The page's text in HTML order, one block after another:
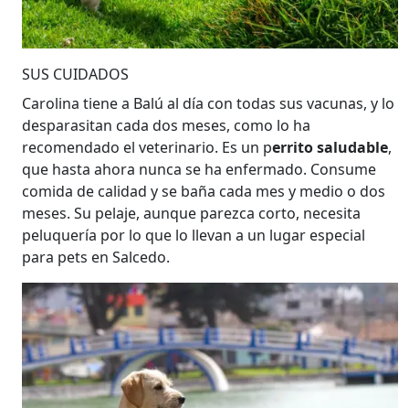
SUS CUIDADOS
Carolina tiene a Balú al día con todas sus vacunas, y lo
desparasitan cada dos meses, como lo ha
recomendado el veterinario. Es un perrito saludable,
que hasta ahora nunca se ha enfermado. Consume
comida de calidad y se baña cada mes y medio o dos
meses. Su pelaje, aunque parezca corto, necesita
peluquería por lo que lo llevan a un lugar especial
para pets en Salcedo.